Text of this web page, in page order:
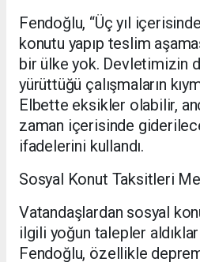
Fendoğlu, “Üç yıl
konutu yapıp teslim
bir ülke yok. Devletimizin
yürüttüğü çalışmaların
Elbette eksikler olabilir,
zaman içerisinde
ifadelerini kullandı.
Sosyal Konut Taksitleri
Vatandaşlardan sosyal
ilgili yoğun talepler
Fendoğlu, özellikle